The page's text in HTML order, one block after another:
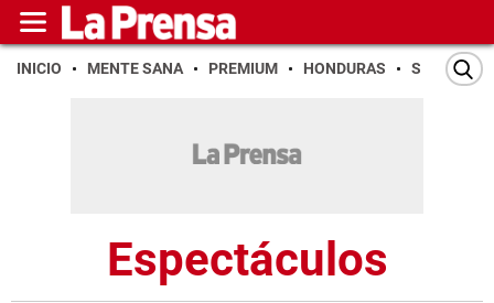
INICIO MENTE SANA PREMIUM HONDURAS SAN PEDRO
Espectáculos